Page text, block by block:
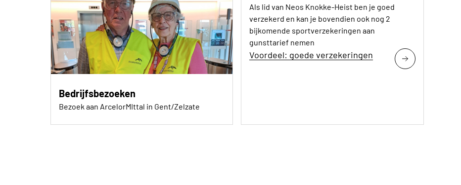
Bedrijfsbezoeken
Bezoek aan ArcelorMIttal in Gent/Zelzate
Als lid van Neos Knokke-Heist ben je goed
verzekerd en kan je bovendien ook nog 2
bijkomende sportverzekeringen aan
gunsttarief nemen
Voordeel: goede verzekeringen